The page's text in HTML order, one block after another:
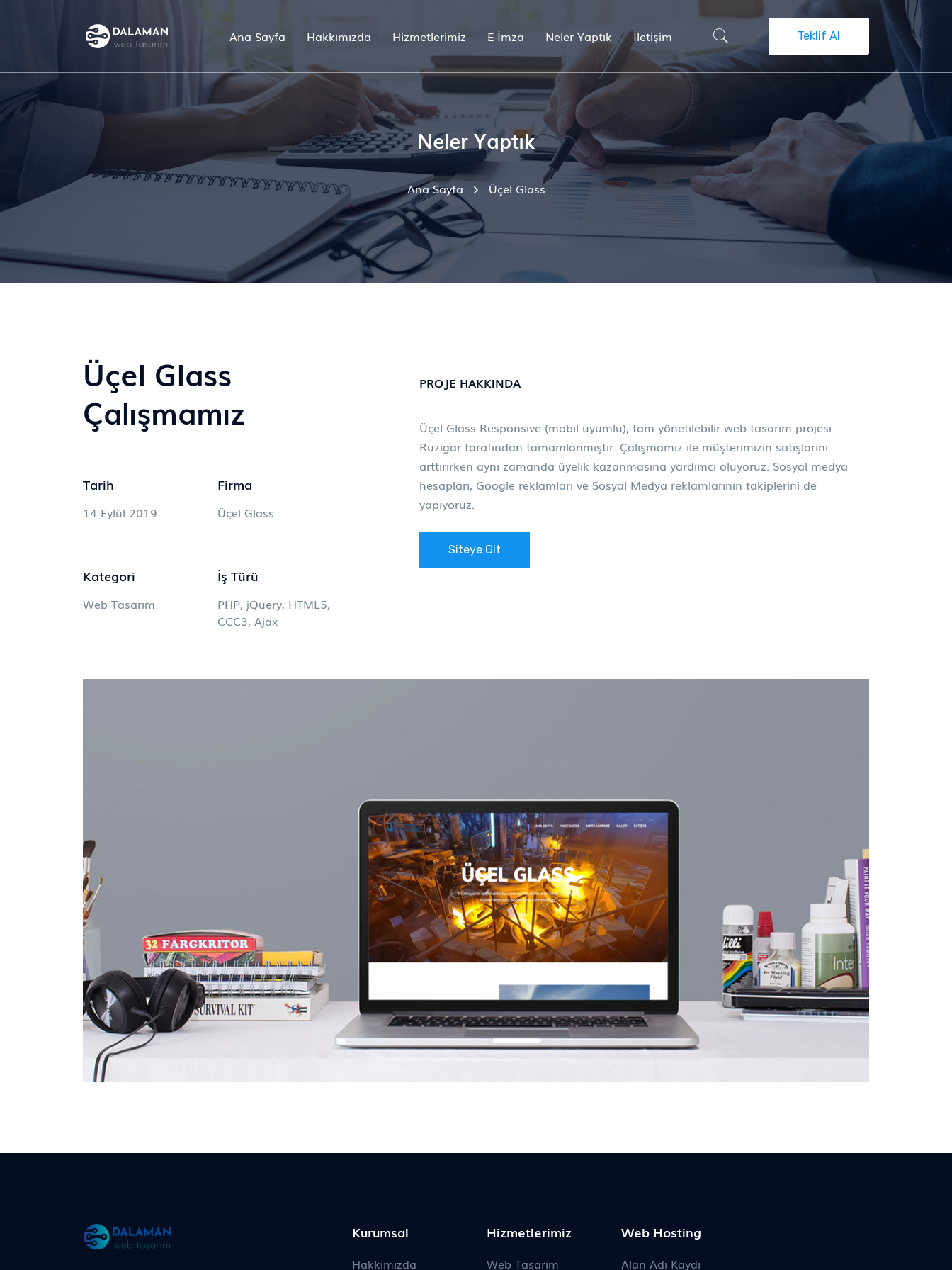
Ana Sayfa Hakkımızda Hizmetlerimiz E-İmza Neler Yaptık İletişim Teklif Al
Neler Yaptık
Ana Sayfa Üçel Glass
Üçel Glass
Çalışmamız
Tarih
14 Eylül 2019
Firma
Üçel Glass
Kategori
Web Tasarım
İş Türü
PHP, jQuery, HTML5,
CCC3, Ajax
PROJE HAKKINDA
Üçel Glass Responsive (mobil uyumlu), tam yönetilebilir web tasarım projesi
Ruzigar tarafından tamamlanmıştır. Çalışmamız ile müşterimizin satışlarını
arttırırken aynı zamanda üyelik kazanmasına yardımcı oluyoruz. Sosyal medya
hesapları, Google reklamları ve Sosyal Medya reklamlarının takiplerini de
yapıyoruz.
Siteye Git
Kurumsal
Hakkımızda
Hizmetlerimiz
Web Tasarım
Web Hosting
Alan Adı Kaydı